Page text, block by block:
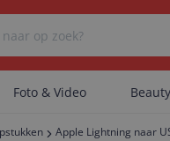
Foto & Video
Apple Lightning naar